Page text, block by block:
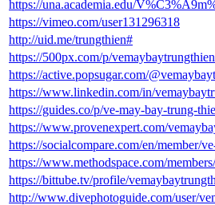
https://una.academia.edu/
https://vimeo.com/user131296318
http://uid.me/trungthien#
https://500px.com/p/vemaybaytrungthien
https://active.popsugar.com/
https://www.linkedin.com/in/
https://guides.co/p/ve-may-bay-trung-
https://www.provenexpert.com/
https://socialcompare.com/en/member/
https://www.methodspace.com/
https://bittube.tv/profile/
http://www.divephotoguide.com/user/